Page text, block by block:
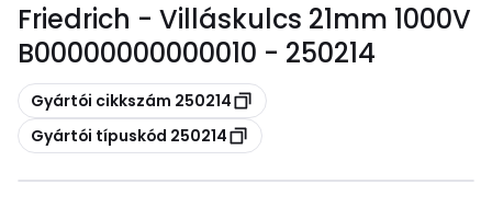
Friedrich - Villáskulcs 21mm 1000V
B00000000000010 - 250214
Másolás
Gyártói cikkszám 250214
Másolás
Gyártói típuskód 250214